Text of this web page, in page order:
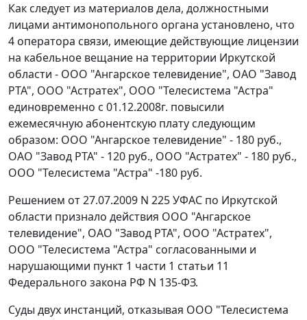
Как следует из материалов дела, должностными
лицами антимонопольного органа установлено, что
4 оператора связи, имеющие действующие лицензии
на кабельное вещание на территории Иркутской
области - ООО "Ангарское телевидение", ОАО "Завод
РТА", ООО "Астратех", ООО "Телесистема "Астра"
единовременно с 01.12.2008г. повысили
ежемесячную абонентскую плату следующим
образом: ООО "Ангарское телевидение" - 180 руб.,
ОАО "Завод РТА" - 120 руб., ООО "Астратех" - 180 руб.,
ООО "Телесистема "Астра" -180 руб.
Решением от 27.07.2009 N 225 УФАС по Иркутской
области признало действия ООО "Ангарское
телевидение", ОАО "Завод РТА", ООО "Астратех",
ООО "Телесистема "Астра" согласованными и
нарушающими пункт 1 части 1 статьи 11
Федерального закона РФ N 135-ФЗ.
Суды двух инстанций, отказывая ООО "Телесистема